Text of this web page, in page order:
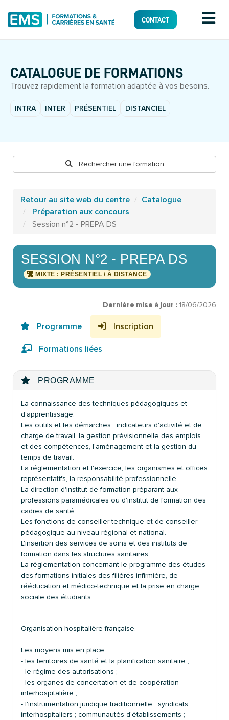
CONTACT
CATALOGUE DE FORMATIONS
Trouvez rapidement la formation adaptée à vos besoins.
INTRA INTER PRÉSENTIEL DISTANCIEL
Rechercher une formation
Retour au site web du centre
Catalogue
Préparation aux concours
Session n°2 - PREPA DS
SESSION N°2 - PREPA DS
MIXTE : PRÉSENTIEL / À DISTANCE
Dernière mise à jour : 18/06/2026
Programme Inscription
Formations liées
PROGRAMME
La connaissance des techniques pédagogiques et
d'apprentissage.
Les outils et les démarches : indicateurs d'activité et de
charge de travail, la gestion prévisionnelle des emplois
et des compétences, l'aménagement et la gestion du
temps de travail.
La réglementation et l'exercice, les organismes et offices
représentatifs, la responsabilité professionnelle.
La direction d'institut de formation préparant aux
professions paramédicales ou d'institut de formation des
cadres de santé.
Les fonctions de conseiller technique et de conseiller
pédagogique au niveau régional et national.
L'insertion des services de soins et des instituts de
formation dans les structures sanitaires.
La réglementation concernant le programme des études
des formations initiales des filières infirmière, de
rééducation et médico-technique et la prise en charge
sociale des étudiants.
Organisation hospitalière française.
Les moyens mis en place :
- les territoires de santé et la planification sanitaire ;
- le régime des autorisations ;
- les organes de concertation et de coopération
interhospitalière ;
- l'instrumentation juridique traditionnelle : syndicats
interhospitaliers ; communautés d'établissements ;